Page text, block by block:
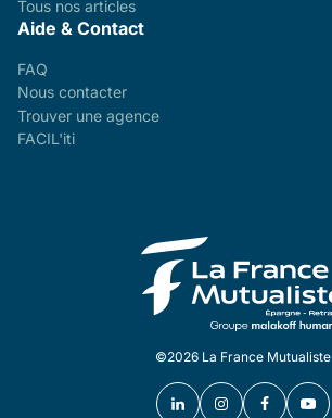
Tous nos articles
Aide & Contact
FAQ
Nous contacter
Trouver une agence
FACIL'iti
©2026 La France Mutualiste